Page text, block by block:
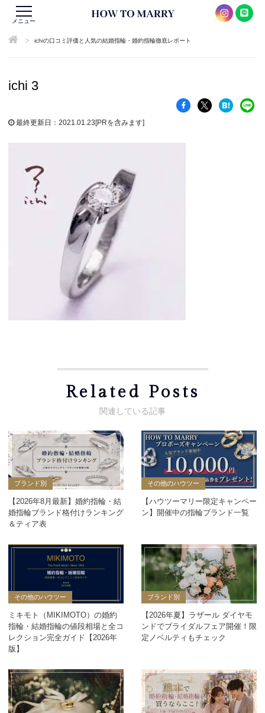
メニュー
> ichiの口コミ評価と人気の結婚指輪・婚約指輪徹底レポート
ichi 3
最終更新日：2021.01.23[PRを含みます]
Related Posts
ブランド別
【2026年8月最新】婚約指輪・結
婚指輪ブランド格付けランキング
＆ティア表
その他のハウツー
【ハウツーマリー限定キャンペー
ン】開催中の指輪ブランド一覧
その他のハウツー
ミキモト（MIKIMOTO）の婚約
指輪・結婚指輪の値段相場と全コ
レクション完全ガイド【2026年
版】
ブランド別
【2026年夏】ラザール ダイヤモ
ンドでブライダルフェア開催！限
定ノベルティもチェック